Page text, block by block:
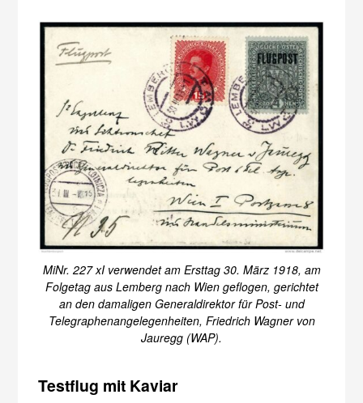
MiNr. 227 xI verwendet am Ersttag 30. März 1918, am
Folgetag aus Lemberg nach Wien geflogen, gerichtet
an den damaligen Generaldirektor für Post- und
Telegraphenangelegenheiten, Friedrich Wagner von
Jauregg (WAP).
Testflug mit Kaviar